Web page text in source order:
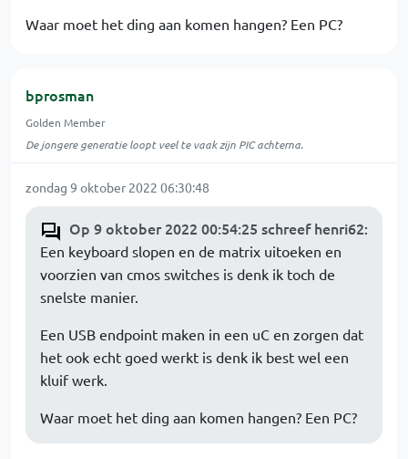
Waar moet het ding aan komen hangen? Een PC?
bprosman
Golden Member
De jongere generatie loopt veel te vaak zijn PIC achterna.
zondag 9 oktober 2022 06:30:48
Op 9 oktober 2022 00:54:25 schreef henri62:
Een keyboard slopen en de matrix uitoeken en
voorzien van cmos switches is denk ik toch de
snelste manier.
Een USB endpoint maken in een uC en zorgen dat
het ook echt goed werkt is denk ik best wel een
kluif werk.
Waar moet het ding aan komen hangen? Een PC?